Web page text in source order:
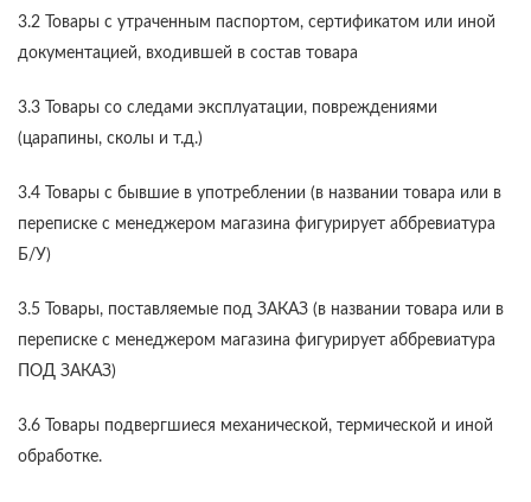
3.2 Товары с утраченным паспортом, сертификатом или иной
документацией, входившей в состав товара
3.3 Товары со следами эксплуатации, повреждениями
(царапины, сколы и т.д.)
3.4 Товары с бывшие в употреблении (в названии товара или в
переписке с менеджером магазина фигурирует аббревиатура
Б/У)
3.5 Товары, поставляемые под ЗАКАЗ (в названии товара или в
переписке с менеджером магазина фигурирует аббревиатура
ПОД ЗАКАЗ)
3.6 Товары подвергшиеся механической, термической и иной
обработке.